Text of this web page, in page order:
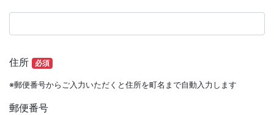
住所 必須
※郵便番号からご入力いただくと住所を町名まで自動入力します
郵便番号